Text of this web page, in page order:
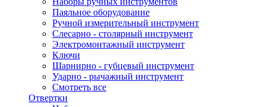
Паяльное оборудование
Ручной измерительный инструмент
Слесарно - столярный инструмент
Электромонтажный инструмент
Ключи
Шарнирно - губцевый инструмент
Ударно - рычажный инструмент
Смотреть все
Отвертки